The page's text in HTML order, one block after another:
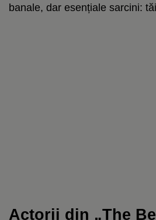
banale, dar esențiale sarcini:
Actorii din „The